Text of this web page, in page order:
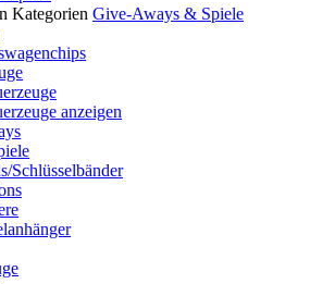
Kategorien Give-Aways & Spiele
anzeigen
Schlüsselbänder